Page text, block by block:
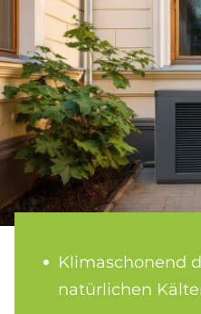
Klimaschonend
natürlichen